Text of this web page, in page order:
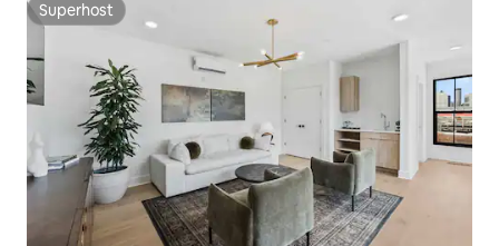
Superhost
Superhost